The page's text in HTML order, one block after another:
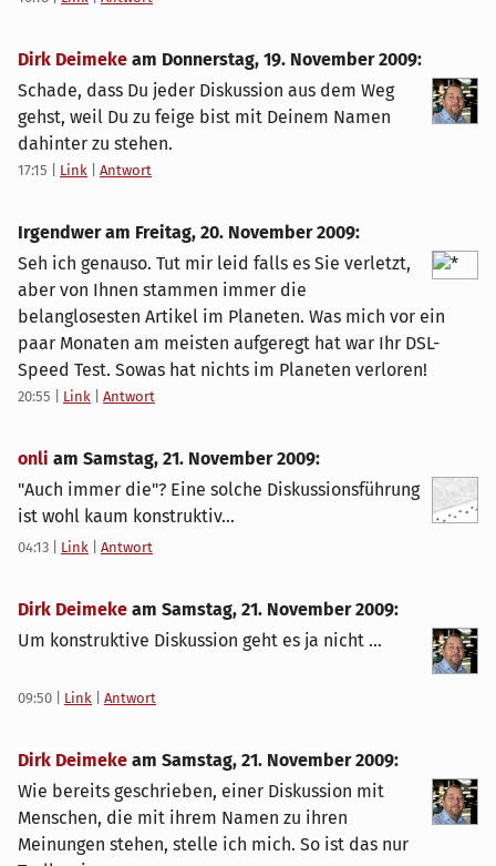
Dirk Deimeke am Donnerstag, 19. November 2009:
Schade, dass Du jeder Diskussion aus dem Weg
gehst, weil Du zu feige bist mit Deinem Namen
dahinter zu stehen.
17:15 Link Antwort
Irgendwer am Freitag, 20. November 2009:
Seh ich genauso. Tut mir leid falls es Sie verletzt,
aber von Ihnen stammen immer die
belanglosesten Artikel im Planeten. Was mich vor ein
paar Monaten am meisten aufgeregt hat war Ihr DSL-
Speed Test. Sowas hat nichts im Planeten verloren!
20:55 Link Antwort
onli am Samstag, 21. November 2009:
"Auch immer die"? Eine solche Diskussionsführung
ist wohl kaum konstruktiv...
04:13 Link Antwort
Dirk Deimeke am Samstag, 21. November 2009:
Um konstruktive Diskussion geht es ja nicht ...
09:50 Link Antwort
Dirk Deimeke am Samstag, 21. November 2009:
Wie bereits geschrieben, einer Diskussion mit
Menschen, die mit ihrem Namen zu ihren
Meinungen stehen, stelle ich mich. So ist das nur